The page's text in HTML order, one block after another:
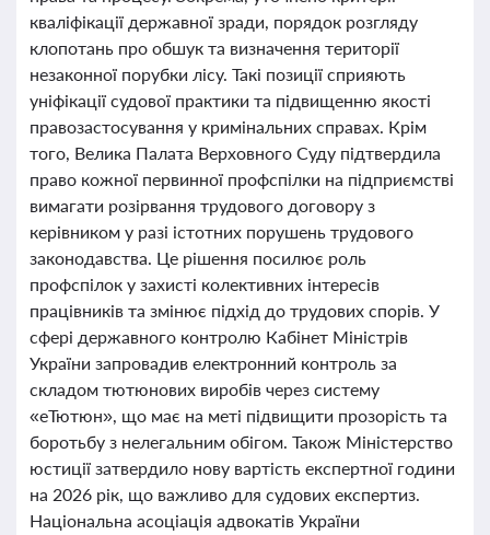
кваліфікації державної зради, порядок розгляду
клопотань про обшук та визначення території
незаконної порубки лісу. Такі позиції сприяють
уніфікації судової практики та підвищенню якості
правозастосування у кримінальних справах. Крім
того, Велика Палата Верховного Суду підтвердила
право кожної первинної профспілки на підприємстві
вимагати розірвання трудового договору з
керівником у разі істотних порушень трудового
законодавства. Це рішення посилює роль
профспілок у захисті колективних інтересів
працівників та змінює підхід до трудових спорів. У
сфері державного контролю Кабінет Міністрів
України запровадив електронний контроль за
складом тютюнових виробів через систему
«еТютюн», що має на меті підвищити прозорість та
боротьбу з нелегальним обігом. Також Міністерство
юстиції затвердило нову вартість експертної години
на 2026 рік, що важливо для судових експертиз.
Національна асоціація адвокатів України